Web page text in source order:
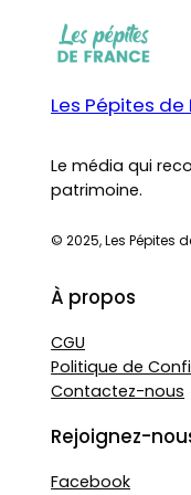
Les Pépites de
Le média qui
patrimoine.
© 2025, Les Pépites
À propos
CGU
Politique de
Contactez-nous
Rejoignez-
Facebook